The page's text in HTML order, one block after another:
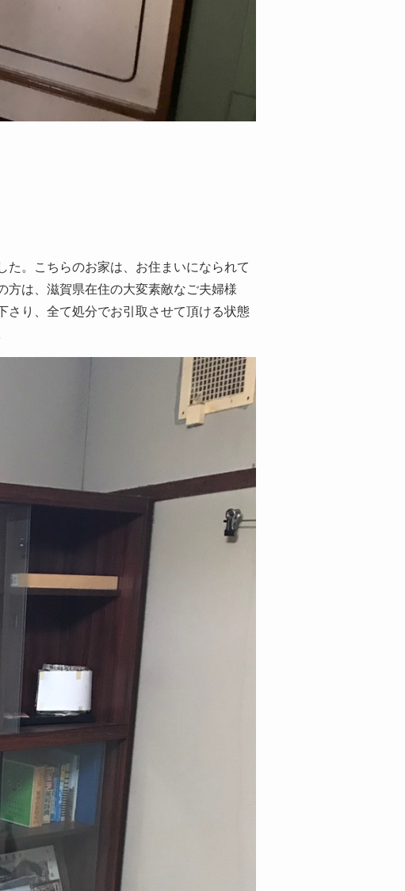
。こちらのお家は、お住まいになられて
方は、滋賀県在住の大変素敵なご夫婦様
さり、全て処分でお引取させて頂ける状態